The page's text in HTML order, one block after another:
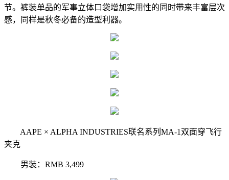
节。裤装单品的军事立体口袋增加实用性的同时带来丰富层次
感，同样是秋冬必备的造型利器。
AAPE × ALPHA INDUSTRIES联名系列MA-1双面穿飞行
夹克
男装：RMB 3,499